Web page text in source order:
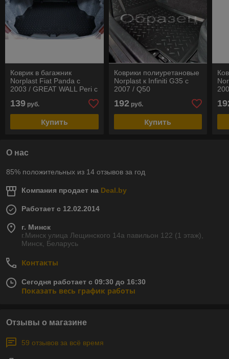
Коврик в багажник
Norplast Fiat Panda с
2003 / GREAT WALL Peri с
139 руб.
Купить
Коврики полиуретановые
Norplast к Infiniti G35 с
2007 / Q50
192руб.
Купить
О нас
85% положительных из 14 отзывов за год
Компания продает на Deal.by
Работает с 12.02.2014
г. Минск
г.Минск улица Лещинского 14а павильон 122 (1 этаж),
Минск, Беларусь
Контакты
Сегодня работает с 09:30 до 16:30
Показать весь график работы
Отзывы о магазине
59 отзывов за всё время